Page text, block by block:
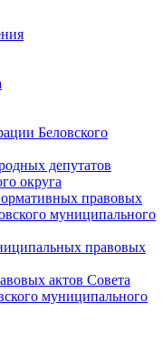
Беловского
депутатов
округа
правовых
муниципального
правовых
актов Совета
муниципального